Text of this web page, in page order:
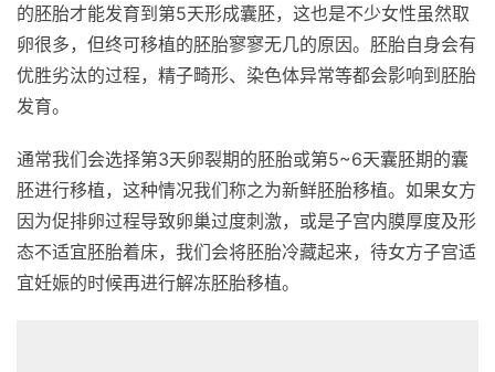
的胚胎才能发育到第5天形成囊胚，这也是不少女性虽然取
卵很多，但终可移植的胚胎寥寥无几的原因。胚胎自身会有
优胜劣汰的过程，精子畸形、染色体异常等都会影响到胚胎
发育。
通常我们会选择第3天卵裂期的胚胎或第5~6天囊胚期的囊
胚进行移植，这种情况我们称之为新鲜胚胎移植。如果女方
因为促排卵过程导致卵巢过度刺激，或是子宫内膜厚度及形
态不适宜胚胎着床，我们会将胚胎冷藏起来，待女方子宫适
宜妊娠的时候再进行解冻胚胎移植。